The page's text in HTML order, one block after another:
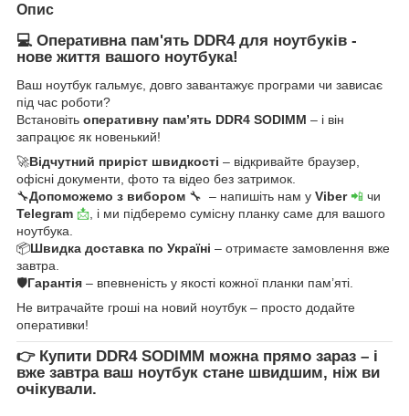
Опис
💻 Оперативна пам'ять DDR4 для ноутбуків -
нове життя вашого ноутбука!
Ваш ноутбук гальмує, довго завантажує програми чи зависає
під час роботи?
Встановіть оперативну пам’ять DDR4 SODIMM – і він
запрацює як новенький!
🚀Відчутний приріст швидкості – відкривайте браузер,
офісні документи, фото та відео без затримок.
🔧Допоможемо з вибором 🔧 – напишіть нам у Viber📲 чи
Telegram 📩 , і ми підберемо сумісну планку саме для вашого
ноутбука.
📦Швидка доставка по Україні – отримаєте замовлення вже
завтра.
🛡Гарантія – впевненість у якості кожної планки пам’яті.
Не витрачайте гроші на новий ноутбук – просто додайте
оперативки!
👉 Купити DDR4 SODIMM можна прямо зараз – і
вже завтра ваш ноутбук стане швидшим, ніж ви
очікували.